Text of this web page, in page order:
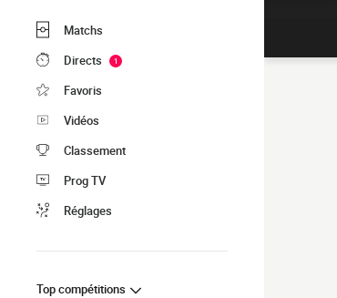
Matchs
Directs
1
Favoris
Vidéos
Classement
Prog TV
Réglages
Top compétitions